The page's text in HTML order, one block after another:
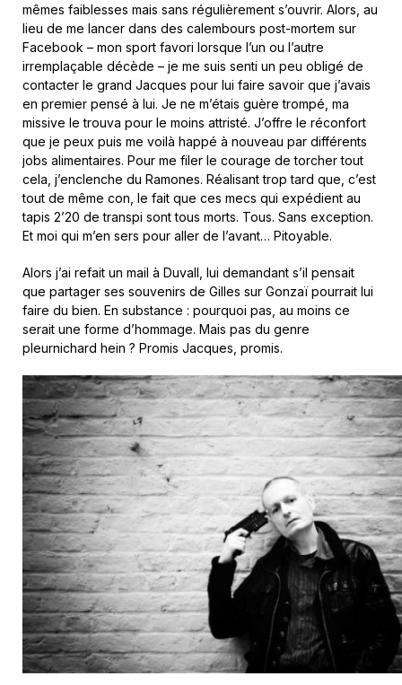
mêmes faiblesses mais sans régulièrement s’ouvrir. Alors, au
lieu de me lancer dans des calembours post-mortem sur
Facebook – mon sport favori lorsque l’un ou l’autre
irremplaçable décède – je me suis senti un peu obligé de
contacter le grand Jacques pour lui faire savoir que j’avais
en premier pensé à lui. Je ne m’étais guère trompé, ma
missive le trouva pour le moins attristé. J’offre le réconfort
que je peux puis me voilà happé à nouveau par différents
jobs alimentaires. Pour me filer le courage de torcher tout
cela, j’enclenche du Ramones. Réalisant trop tard que, c’est
tout de même con, le fait que ces mecs qui expédient au
tapis 2’20 de transpi sont tous morts. Tous. Sans exception.
Et moi qui m’en sers pour aller de l’avant… Pitoyable.
Alors j’ai refait un mail à Duvall, lui demandant s’il pensait
que partager ses souvenirs de Gilles sur Gonzaï pourrait lui
faire du bien. En substance : pourquoi pas, au moins ce
serait une forme d’hommage. Mais pas du genre
pleurnichard hein ? Promis Jacques, promis.